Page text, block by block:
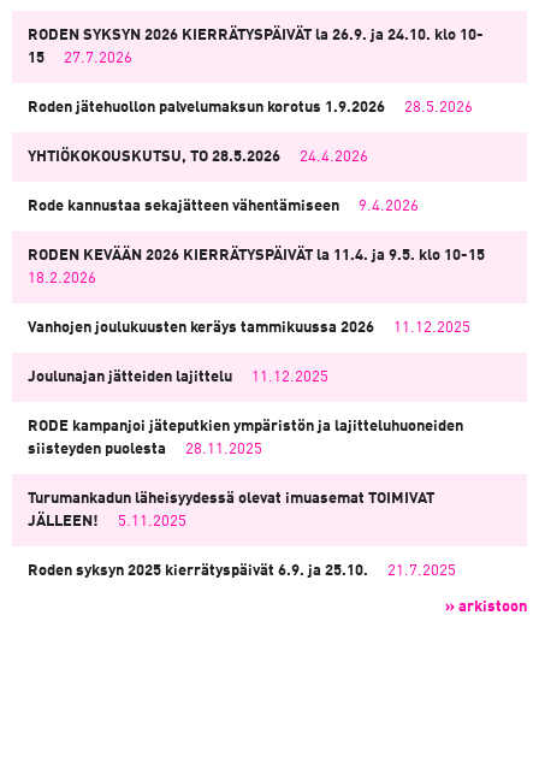
RODEN SYKSYN 2026 KIERRÄTYSPÄIVÄT la 26.9. ja 24.10. klo 10-
15
27.7.2026
Roden jätehuollon palvelumaksun korotus 1.9.2026 28.5.2026
YHTIÖKOKOUSKUTSU, TO 28.5.2026 24.4.2026
Rode kannustaa sekajätteen vähentämiseen 9.4.2026
RODEN KEVÄÄN 2026 KIERRÄTYSPÄIVÄT la 11.4. ja 9.5. klo 10-15
18.2.2026
Vanhojen joulukuusten keräys tammikuussa 2026 11.12.2025
Joulunajan jätteiden lajittelu 11.12.2025
RODE kampanjoi jäteputkien ympäristön ja lajitteluhuoneiden
siisteyden puolesta
28.11.2025
Turumankadun läheisyydessä olevat imuasemat TOIMIVAT
JÄLLEEN!
5.11.2025
Roden syksyn 2025 kierrätyspäivät 6.9. ja 25.10. 21.7.2025
» arkistoon